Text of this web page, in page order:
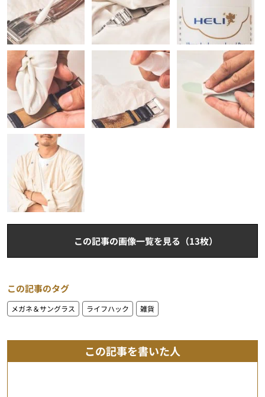
この記事の画像一覧を見る（13枚）
この記事のタグ
メガネ＆サングラス ライフハック 雑貨
この記事を書いた人